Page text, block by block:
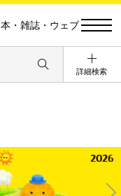
本・雑誌・ウェブ
詳細検索